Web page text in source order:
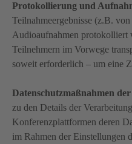
Protokollierung und
Teilnahmeergebnisse (z.B.
Audioaufnahmen protokolliert
Teilnehmern im Vorwege
soweit erforderlich – um eine
Datenschutzmaßnahmen
zu den Details der
Konferenzplattformen deren
im Rahmen der Einstellungen